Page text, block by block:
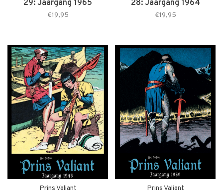
29: Jaargang 1965
€19,95
28: Jaargang 1964
€19,95
Prins Valiant Prins Valiant